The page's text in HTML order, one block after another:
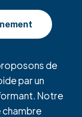
de
par un
Notre